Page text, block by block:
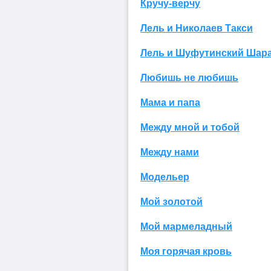
Кручу-верчу
Лель и Николаев Такси
Лель и Шуфутинский
Любишь не любишь
Мама и папа
Между мной и тобой
Между нами
Модельер
Мой золотой
Мой мармеладный
Моя горячая кровь